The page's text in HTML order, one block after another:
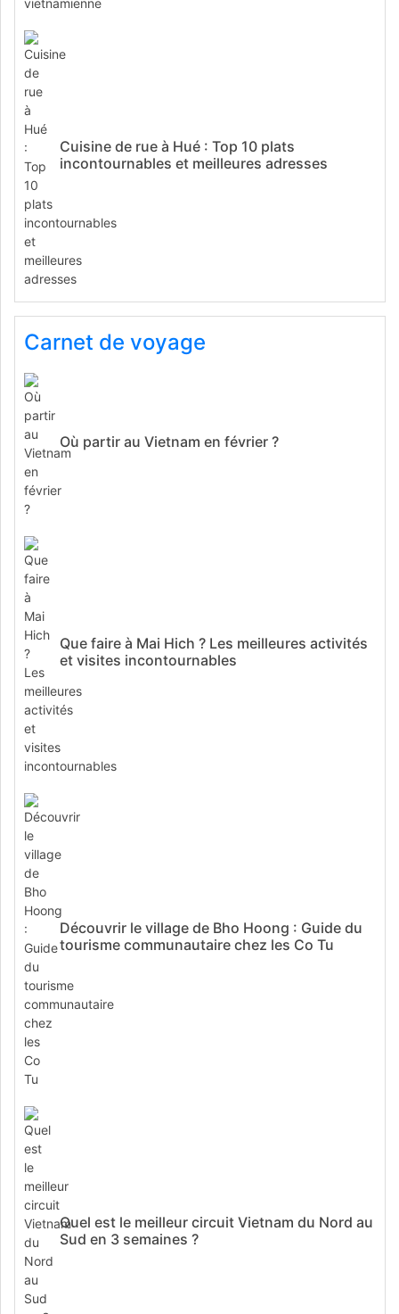
Cuisine de rue à Hué : Top 10 plats
incontournables et meilleures adresses
Carnet de voyage
Où partir au Vietnam en février ?
Que faire à Mai Hich ? Les meilleures activités
et visites incontournables
Découvrir le village de Bho Hoong : Guide du
tourisme communautaire chez les Co Tu
Quel est le meilleur circuit Vietnam du Nord au
Sud en 3 semaines ?